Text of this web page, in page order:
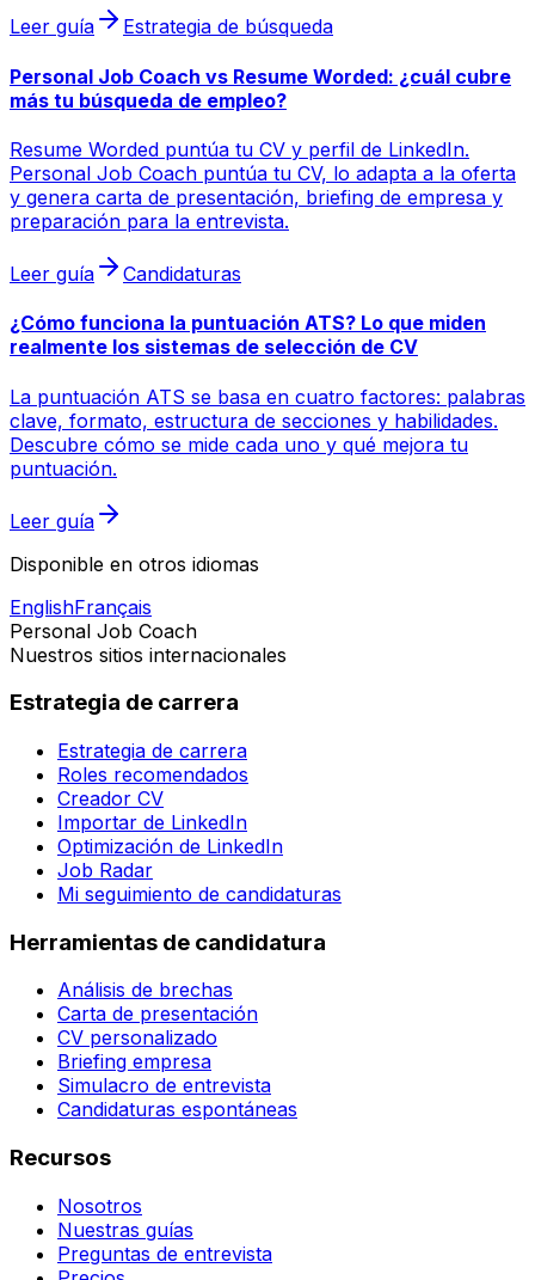
Leer guía Estrategia de búsqueda
Personal Job Coach vs Resume Worded: ¿cuál cubre
más tu búsqueda de empleo?
Resume Worded puntúa tu CV y perfil de LinkedIn.
Personal Job Coach puntúa tu CV, lo adapta a la oferta
y genera carta de presentación, briefing de empresa y
preparación para la entrevista.
Leer guía Candidaturas
¿Cómo funciona la puntuación ATS? Lo que miden
realmente los sistemas de selección de CV
La puntuación ATS se basa en cuatro factores: palabras
clave, formato, estructura de secciones y habilidades.
Descubre cómo se mide cada uno y qué mejora tu
puntuación.
Leer guía
Disponible en otros idiomas
EnglishFrançais
Personal Job Coach
Nuestros sitios internacionales
Estrategia de carrera
Estrategia de carrera
Roles recomendados
Creador CV
Importar de LinkedIn
Optimización de LinkedIn
Job Radar
Mi seguimiento de candidaturas
Herramientas de candidatura
Análisis de brechas
Carta de presentación
CV personalizado
Briefing empresa
Simulacro de entrevista
Candidaturas espontáneas
Recursos
Nosotros
Nuestras guías
Preguntas de entrevista